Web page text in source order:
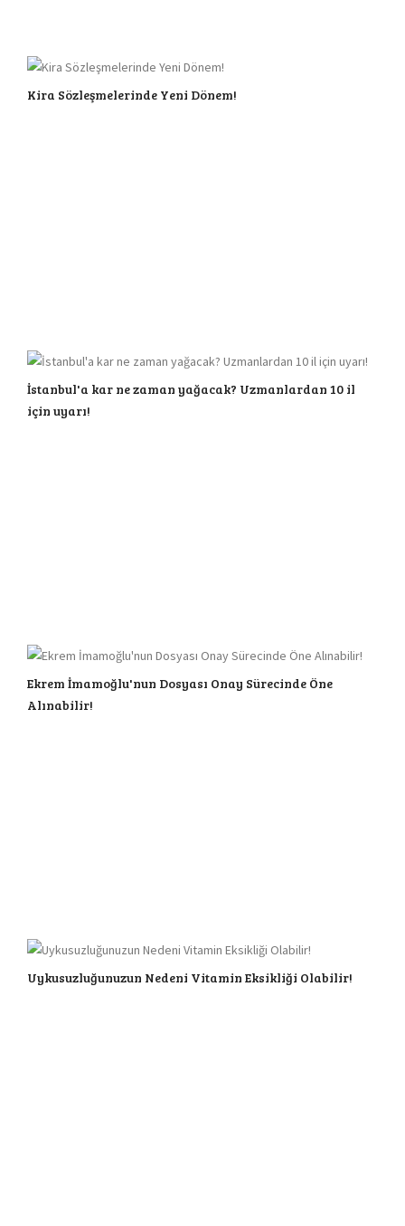
Kira Sözleşmelerinde Yeni Dönem!
İstanbul'a kar ne zaman yağacak? Uzmanlardan 10 il
için uyarı!
Ekrem İmamoğlu'nun Dosyası Onay Sürecinde Öne
Alınabilir!
Uykusuzluğunuzun Nedeni Vitamin Eksikliği Olabilir!